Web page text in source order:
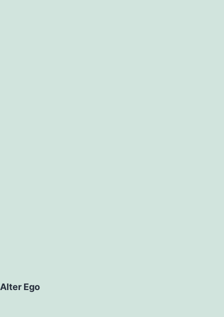
Alter Ego